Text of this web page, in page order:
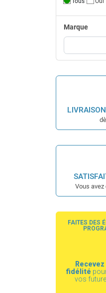
Marque
Vous avez
FAITES DES
fidélité
vos